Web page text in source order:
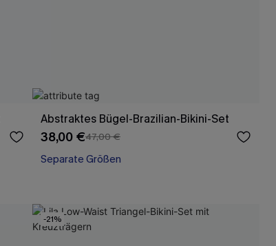
Abstraktes Bügel-Brazilian-Bikini-Set
38,00 €47,00 €
Separate Größen
-21%